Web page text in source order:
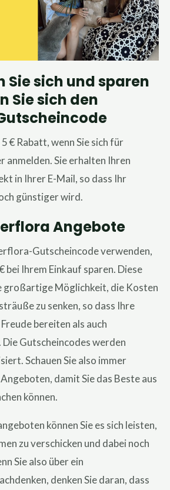
Sie sich und sparen
Sie sich den
€ Rabatt, wenn Sie sich für
anmelden. Sie erhalten Ihren
in Ihrer E-Mail, so dass Ihr
günstiger wird.
Angebote
Gutscheincode verwenden,
bei Ihrem Einkauf sparen. Diese
großartige Möglichkeit, die Kosten
zu senken, so dass Ihre
bereiten als auch
Gutscheincodes werden
Schauen Sie also immer
damit Sie das Beste aus
können.
können Sie es sich leisten,
zu verschicken und dabei noch
Sie also über ein
denken Sie daran, dass